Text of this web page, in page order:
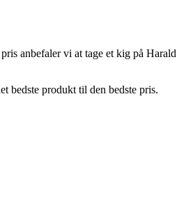
anbefaler vi at tage et kig på Harald
bedste produkt til den bedste pris.